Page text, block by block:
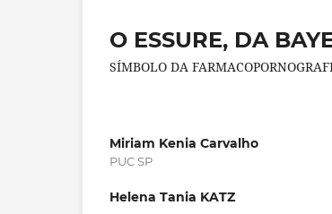
O ESSURE, DA
SÍMBOLO DA
Miriam Kenia Carvalho
PUC SP
Helena Tania KATZ